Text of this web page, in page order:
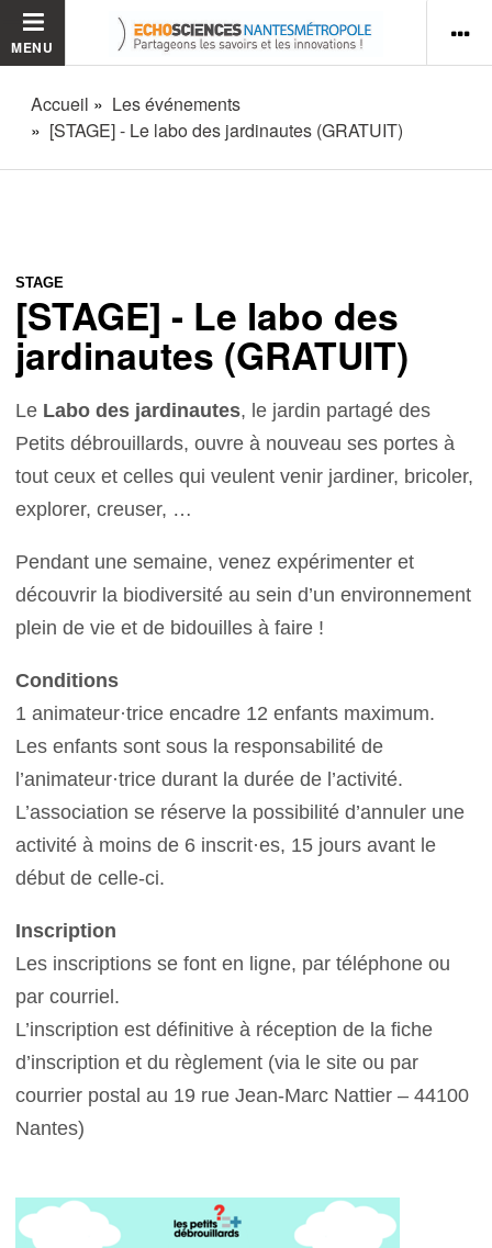
MENU
Accueil
Les événements
[STAGE] - Le labo des jardinautes (GRATUIT)
STAGE
[STAGE] - Le labo des
jardinautes (GRATUIT)
Le Labo des jardinautes, le jardin partagé des
Petits débrouillards, ouvre à nouveau ses portes à
tout ceux et celles qui veulent venir jardiner, bricoler,
explorer, creuser, …
Pendant une semaine, venez expérimenter et
découvrir la biodiversité au sein d’un environnement
plein de vie et de bidouilles à faire !
Conditions
1 animateur·trice encadre 12 enfants maximum.
Les enfants sont sous la responsabilité de
l’animateur·trice durant la durée de l’activité.
L’association se réserve la possibilité d’annuler une
activité à moins de 6 inscrit·es, 15 jours avant le
début de celle-ci.
Inscription
Les inscriptions se font en ligne, par téléphone ou
par courriel.
L’inscription est définitive à réception de la fiche
d’inscription et du règlement (via le site ou par
courrier postal au 19 rue Jean-Marc Nattier – 44100
Nantes)